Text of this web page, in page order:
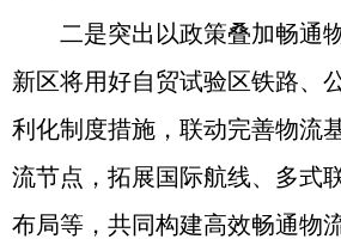
二是突出以政策叠加畅通
新区将用好自贸试验区铁路、
利化制度措施，联动完善物流
流节点，拓展国际航线、多式
布局等，共同构建高效畅通物